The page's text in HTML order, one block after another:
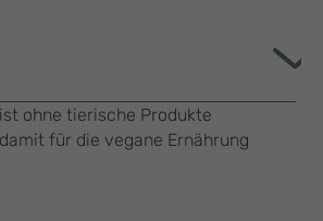
ohne tierische Produkte
für die vegane Ernährung